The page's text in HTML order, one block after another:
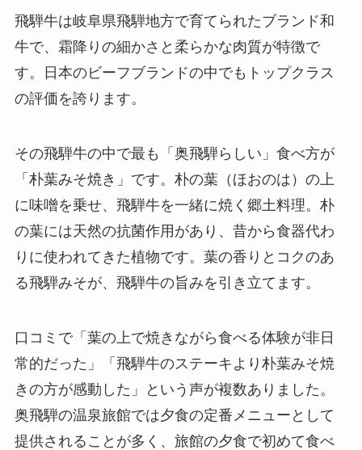
飛騨牛は岐阜県飛騨地方で育てられたブランド和
牛で、霜降りの細かさと柔らかな肉質が特徴で
す。日本のビーフブランドの中でもトップクラス
の評価を誇ります。
その飛騨牛の中で最も「奥飛騨らしい」食べ方が
「朴葉みそ焼き」です。朴の葉（ほおのは）の上
に味噌を乗せ、飛騨牛を一緒に焼く郷土料理。朴
の葉には天然の抗菌作用があり、昔から食器代わ
りに使われてきた植物です。葉の香りとコクのあ
る飛騨みそが、飛騨牛の旨みを引き立てます。
口コミで「葉の上で焼きながら食べる体験が非日
常的だった」「飛騨牛のステーキより朴葉みそ焼
きの方が感動した」という声が複数ありました。
奥飛騨の温泉旅館では夕食の定番メニューとして
提供されることが多く、旅館の夕食で初めて食べ